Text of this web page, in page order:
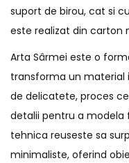
suport de birou, cat si
este realizat din carton
Arta Sârmei este o
transforma un material
de delicatete, proces
detalii pentru a modela
tehnica reuseste sa
minimaliste, oferind